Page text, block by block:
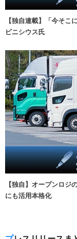
【独自連載】「今そ
ビニシウス氏
【独自】オープンロ
にも活用本格化